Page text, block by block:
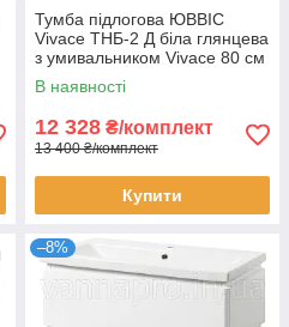
Тумба підлогова ЮВВІС
Vivace ТНБ-2 Д біла глянцева
з умивальником Vivace 80 см
В наявності
12 328 ₴/комплект
13 400 ₴/комплект
Купити
–8%